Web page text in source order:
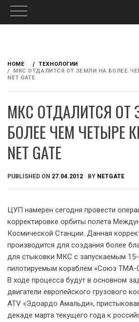
content
HOME
ТЕХНОЛОГИИ
МКС ОТДАЛИТСЯ ОТ ЗЕМЛИ НА БОЛЕЕ
NET GATE
МКС ОТДАЛИТСЯ ОТ
БОЛЕЕ ЧЕМ ЧЕТЫРЕ
NET GATE
PUBLISHED ON 27.04.2012 BY NETGATE
ЦУП намерен сегодня провести
корректировке орбиты полета
Космической Станции. Данная
производится для создания более
для стыковки МКС с запускаемым 15-
пилотируемым кораблем «Союз ТМА-
В ходе процесса будут в основном
двигатели европейского грузового
ATV «Эдоардо Амальди»,
декаде марта текущего года к